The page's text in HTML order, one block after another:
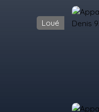
Loué